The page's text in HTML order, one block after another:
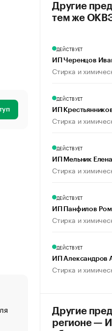
«От спорта тело
создавшей GTA
Другие
тем же
ДЕЙСТВУЕТ
ИП Черенцов
Стирка и
ДЕЙСТВУЕТ
ИП
Стирка и
ДЕЙСТВУЕТ
ИП Мельник
Стирка и
ДЕЙСТВУЕТ
ИП Панфилов
Стирка и
ДЕЙСТВУЕТ
ИП Александров
Стирка и
Другие
регионе —